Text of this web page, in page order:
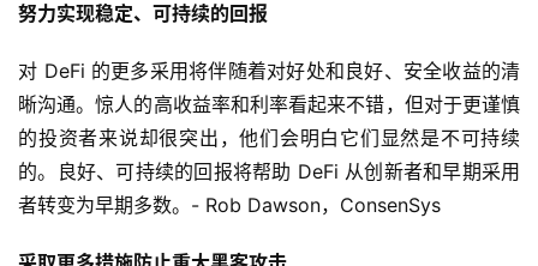
努力实现稳定、可持续的回报
对 DeFi 的更多采用将伴随着对好处和良好、安全收益的清
晰沟通。惊人的高收益率和利率看起来不错，但对于更谨慎
的投资者来说却很突出，他们会明白它们显然是不可持续
的。良好、可持续的回报将帮助 DeFi 从创新者和早期采用
者转变为早期多数。- Rob Dawson，ConsenSys